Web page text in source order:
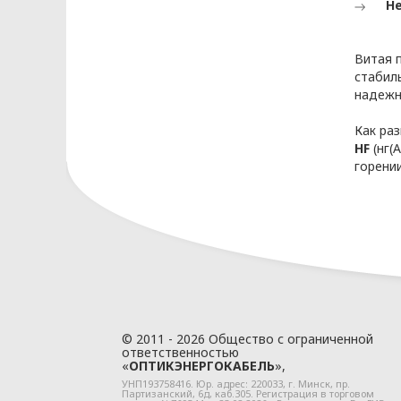
Витая
Как
HF
© 2011 - 2026 Общество с ограниченной
ответственностью
«ОПТИКЭНЕРГОКАБЕЛЬ»,
УНП193758416. Юр. адрес: 220033, г. Минск, пр.
Партизанский, 6д, каб.305. Регистрация в торговом
Термины и
используемые в
человека, которая используется
глаза, характеристики лица и его
блокирование персональных
выявлена, в частности, при
обезличивание персональных
дополнительной информации